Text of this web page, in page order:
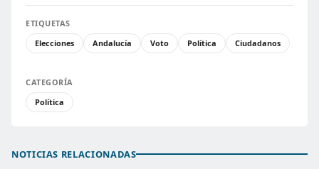
ETIQUETAS
Elecciones
Andalucía Voto Política Ciudadanos
CATEGORÍA
Política
NOTICIAS RELACIONADAS